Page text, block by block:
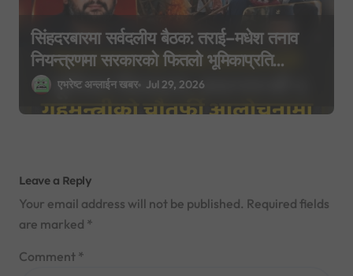
सिंहदरबारमा सर्वदलीय बैठक: तराई–मधेश तनाव
नियन्त्रणमा सरकारको फितलो भूमिकाप्रति
आलोचना, एकताको आह्वान
एभरेष्ट अन्लाईन खबर Jul 29, 2026
Leave a Reply
Your email address will not be published. Required fields
are marked *
Comment *